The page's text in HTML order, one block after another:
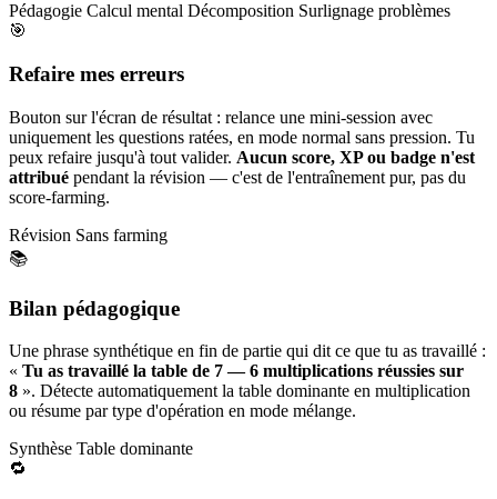
Pédagogie Calcul mental Décomposition Surlignage problèmes
🎯
Refaire mes erreurs
Bouton sur l'écran de résultat : relance une mini-session avec
uniquement les questions ratées, en mode normal sans pression. Tu
peux refaire jusqu'à tout valider. Aucun score, XP ou badge n'est
attribué pendant la révision — c'est de l'entraînement pur, pas du
score-farming.
Révision Sans farming
📚
Bilan pédagogique
Une phrase synthétique en fin de partie qui dit ce que tu as travaillé :
« Tu as travaillé la table de 7 — 6 multiplications réussies sur
8 ». Détecte automatiquement la table dominante en multiplication
ou résume par type d'opération en mode mélange.
Synthèse Table dominante
🔁